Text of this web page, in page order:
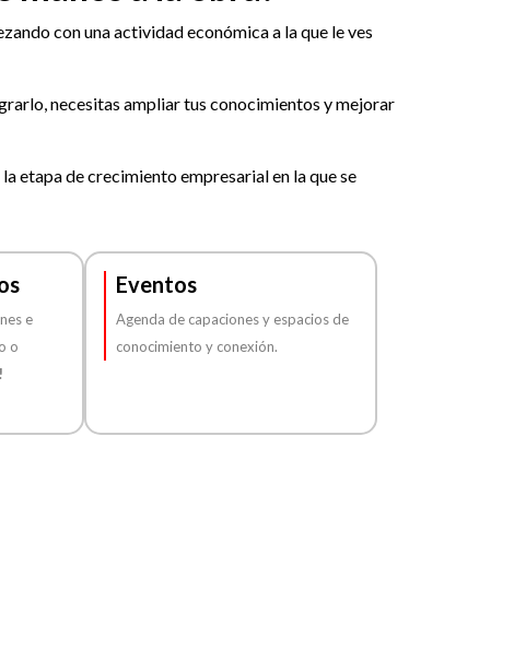
con una actividad económica a la que le ves
necesitas ampliar tus conocimientos y mejorar
etapa de crecimiento empresarial en la que se
e
o
Eventos
Agenda de capaciones y espacios de
conocimiento y conexión.